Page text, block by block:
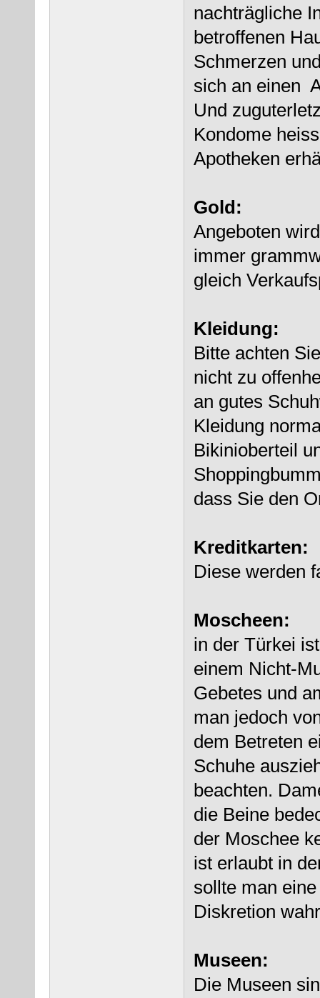
nachträgliche
betroffenen
Schmerzen
sich an einen
Und
Kondome
Apotheken
Gold:
Angeboten
immer
gleich
Kleidung:
Bitte achten
nicht zu
an gutes
Kleidung
Bikinioberteil
dass Sie den
Kreditkarten:
Diese werden
Moscheen:
in der Türkei
einem Nicht-
Gebetes und
man jedoch
dem Betreten
Schuhe
beachten.
die Beine
der Moschee
ist erlaubt in
sollte man
Diskretion
Museen:
Die Museen